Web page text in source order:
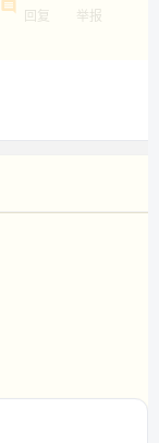
回复 举报